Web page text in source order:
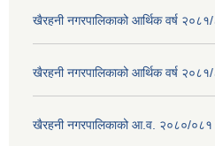
खैरहनी नगरपालिकाको आर्थिक वर्ष
खैरहनी नगरपालिकाको आर्थिक वर्ष
खैरहनी नगरपालिकाको आ.व. २०८०/०८१